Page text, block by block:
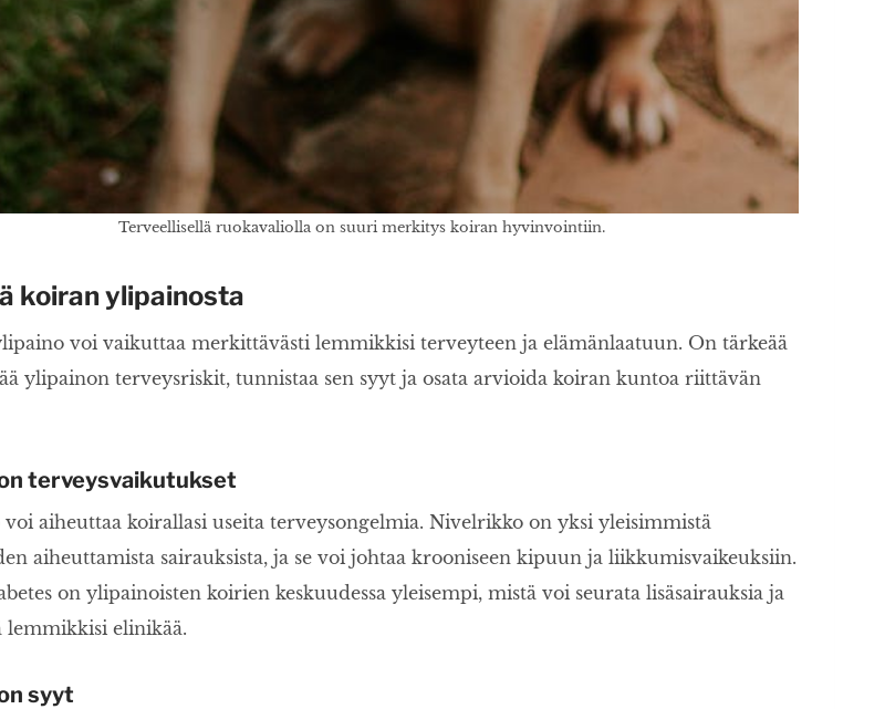
Terveellisellä ruokavaliolla on suuri merkitys koiran hyvinvointiin.
koiran ylipainosta
voi vaikuttaa merkittävästi lemmikkisi terveyteen ja elämänlaatuun. On tärkeää
ylipainon terveysriskit, tunnistaa sen syyt ja osata arvioida koiran kuntoa riittävän
terveysvaikutukset
aiheuttaa koirallasi useita terveysongelmia. Nivelrikko on yksi yleisimmistä
aiheuttamista sairauksista, ja se voi johtaa krooniseen kipuun ja liikkumisvaikeuksiin.
on ylipainoisten koirien keskuudessa yleisempi, mistä voi seurata lisäsairauksia ja
lemmikkisi elinikää.
syyt